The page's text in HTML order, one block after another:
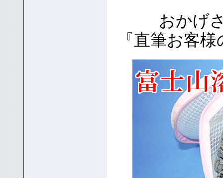
おかげ
『直筆お客